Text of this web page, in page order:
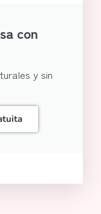
con
y sin